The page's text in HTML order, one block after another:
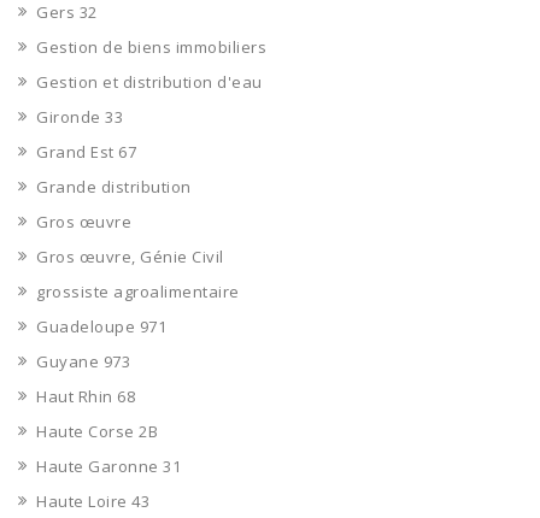
Gers 32
Gestion de biens immobiliers
Gestion et distribution d'eau
Gironde 33
Grand Est 67
Grande distribution
Gros œuvre
Gros œuvre, Génie Civil
grossiste agroalimentaire
Guadeloupe 971
Guyane 973
Haut Rhin 68
Haute Corse 2B
Haute Garonne 31
Haute Loire 43